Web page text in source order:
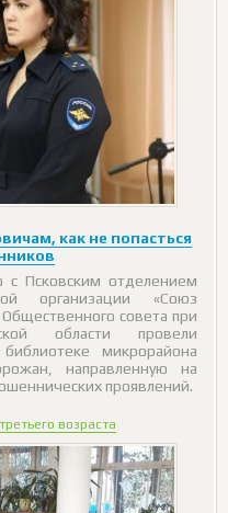
как не попасться
с Псковским отделением
организации «Союз
совета при
области провели
микрорайона
направленную на
проявлений.
возраста